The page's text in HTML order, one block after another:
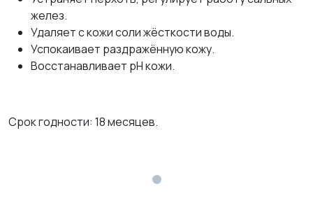
желез.
Удаляет с кожи соли жёсткости воды.
Успокаивает раздражённую кожу.
Восстанавливает рН кожи.
Срок годности: 18 месяцев.